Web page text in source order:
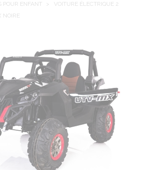
POUR ENFANT >
VOITURE ÉLECTRIQUE 2
NOIRE